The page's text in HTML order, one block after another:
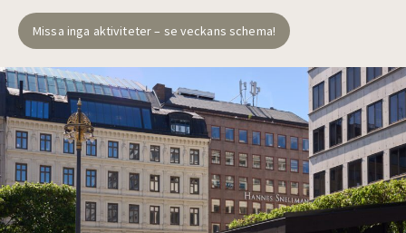
Missa inga aktiviteter – se veckans schema!